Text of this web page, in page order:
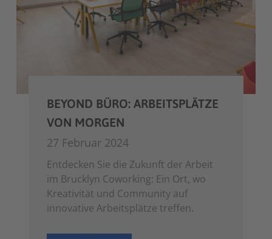
BEYOND BÜRO: ARBEITSPLÄTZE
VON MORGEN
27 Februar 2024
Entdecken Sie die Zukunft der Arbeit
im Brucklyn Coworking: Ein Ort, wo
Kreativität und Community auf
innovative Arbeitsplätze treffen.